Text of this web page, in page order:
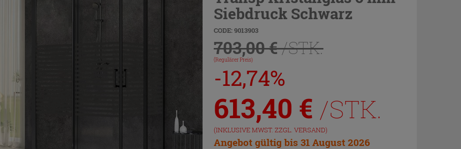
Siebdruck Schwarz
CODE: 9013903
703,00 €/STK.
(Regulärer Preis)
-12,74%
613,40 € /STK.
(INKLUSIVE MWST. ZZGL. VERSAND)
Angebot gültig bis 31 August 2026